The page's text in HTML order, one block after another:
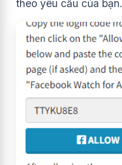
theo yêu cầu của bạn.